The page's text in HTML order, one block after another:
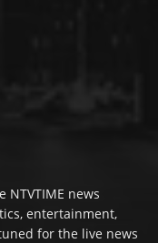
NTVTIME news
entertainment,
for the live news